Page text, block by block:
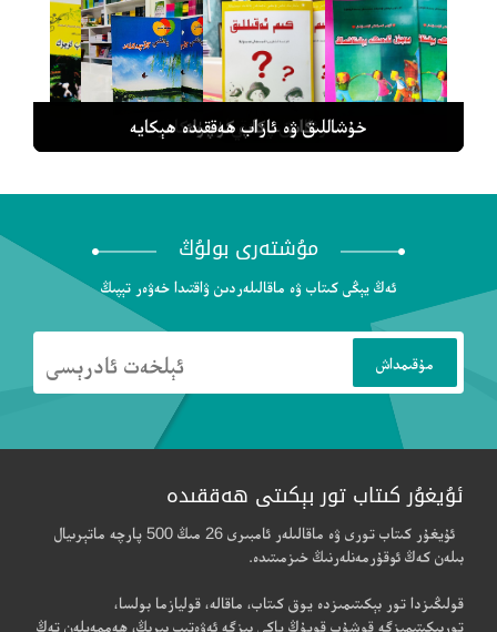
يوچۇن ئادەمگە يېقىنلاشماڭ
كىم ئەقىللىق
سوئاللىق پەننىي چۆچەكلەر
كاپ - كاپ كۈچۈك
خۇشاللىق ۋە ئازاب ھەققىدە ھېكايە
مۇشتەرى بولۇڭ
ئەڭ يېڭى كىتاب ۋە ماقالىلەردىن ۋاقتىدا خەۋەر تېپىڭ
ئۇيغۇر كىتاب تور بېكىتى ھەققىدە
ئۇيغۇر كىتاب تورى ۋە ماقالىلەر ئامبىرى 26 مىڭ 500 پارچە ماتېرىيال
بىلەن كەڭ ئوقۇرمەنلەرنىڭ خىزمىتىدە.
قولىڭىزدا تور بېكىتىمىزدە يوق كىتاب، ماقالە، قوليازما بولسا،
توربېكىتىمىزگە قوشۇپ قويۇڭ ياكى بىزگە ئەۋەتىپ بېرىڭ، ھەممەيلەن تەڭ